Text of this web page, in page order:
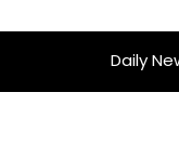
Daily